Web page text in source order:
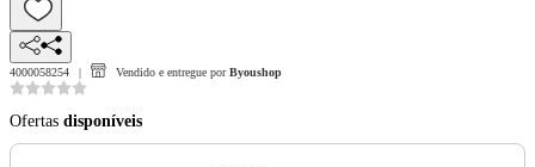
4000058254 Vendido e entregue por Byoushop
Ofertas disponíveis